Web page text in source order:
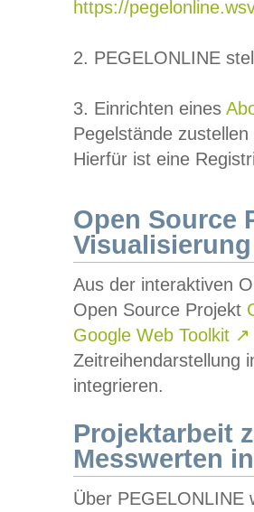
https://
2. PEGELONLINE
3. Einrichten eines
Pegelstände
Hierfür ist eine
Open Source
Visualisierung
Aus der interaktiven
Open Source Projekt
Google Web Toolkit ↗
Zeitreihendarstellung
integrieren.
Projektarbeit
Messwerten
Über PEGELONLINE